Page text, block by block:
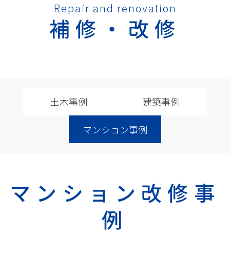
Repair and renovation
補修・改修
土木事例 建築事例
マンション事例
マンション改修事
例